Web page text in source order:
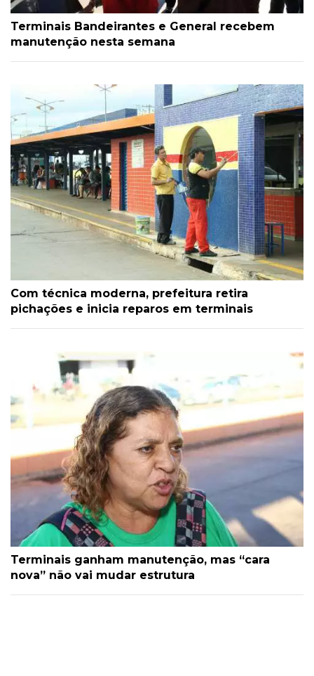
Terminais Bandeirantes e General recebem
manutenção nesta semana
Com técnica moderna, prefeitura retira
pichações e inicia reparos em terminais
Terminais ganham manutenção, mas “cara
nova” não vai mudar estrutura